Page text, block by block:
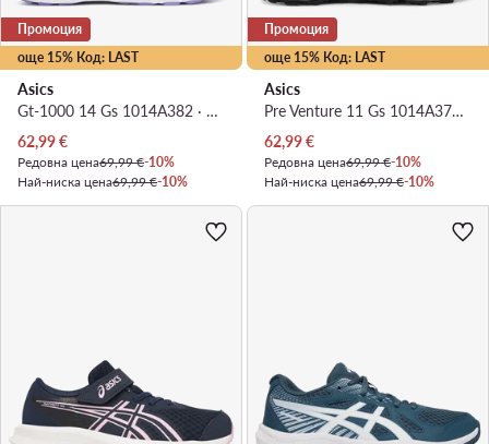
още 15% Код: LAST
Промоция
Asics
Gt-1000 14 Gs 1014A382 · Маратонки за бягане
Актуална цена
62,99€
Редовна цена69,99 €-10%
Най-ниска цена69,99 €-10%
още 15% Код: LAST
Промоция
Asics
Pre Venture 11 Gs 1014A378 · Маратонки за бягане
Актуална цена
62,99€
Редовна цена69,99 €-10%
Най-ниска цена69,99 €-10%